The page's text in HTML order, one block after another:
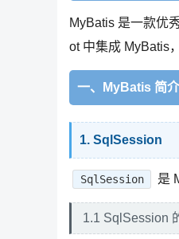
MyBatis 是一款优
ot 中集成 MyBatis
一、MyBatis 简介
1. SqlSession
SqlSession 是
1.1 SqlSession